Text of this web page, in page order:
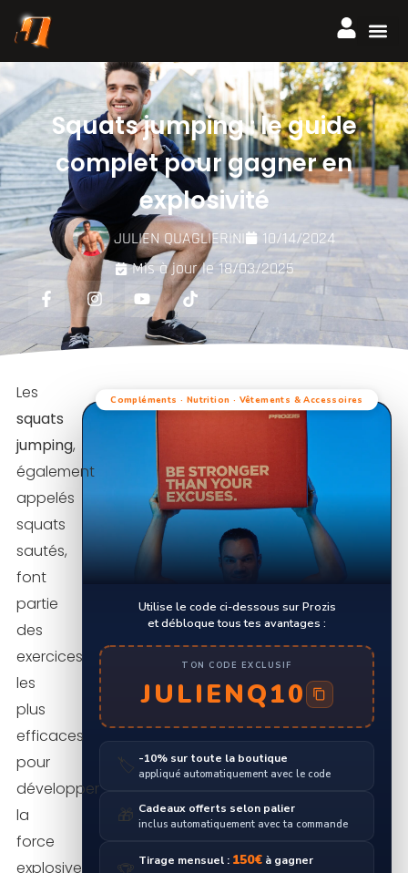
Squats jumping : le guide
complet pour gagner en
explosivité
JULIEN QUAGLIERINI
10/14/2024
Mis à jour le 18/03/2025
Compléments · Nutrition · Vêtements & Accessoires
Utilise le code ci-dessous sur Prozis
et débloque tous tes avantages :
TON CODE EXCLUSIF
JULIENQ10
🏷️ -10% sur toute la boutique
appliqué automatiquement avec le code
🎁 Cadeaux offerts selon palier
inclus automatiquement avec ta commande
Tirage mensuel : 150€ à gagner
Les
squats
jumping,
également
appelés
squats
sautés,
font
partie
des
exercices
les
plus
efficaces
pour
développer
la
force
explosive